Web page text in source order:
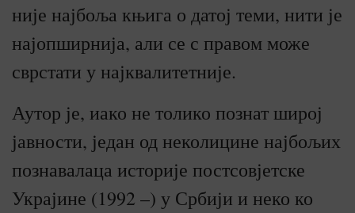
није најбоља књига о датој теми, нити је
најопширнија, али се с правом може
сврстати у најквалитетније.
Аутор је, иако не толико познат широј
јавности, један од неколицине најбољих
познавалаца историје постсовјетске
Украјине (1992 –) у Србији и неко ко